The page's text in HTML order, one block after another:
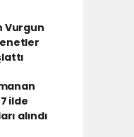
Vurgun
ilde
alındı